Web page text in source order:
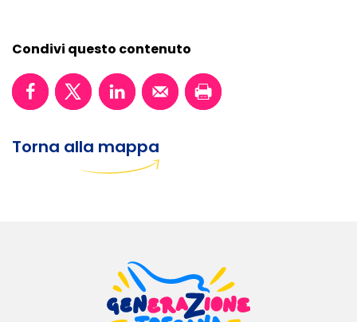
Condivi questo contenuto
Torna alla mappa